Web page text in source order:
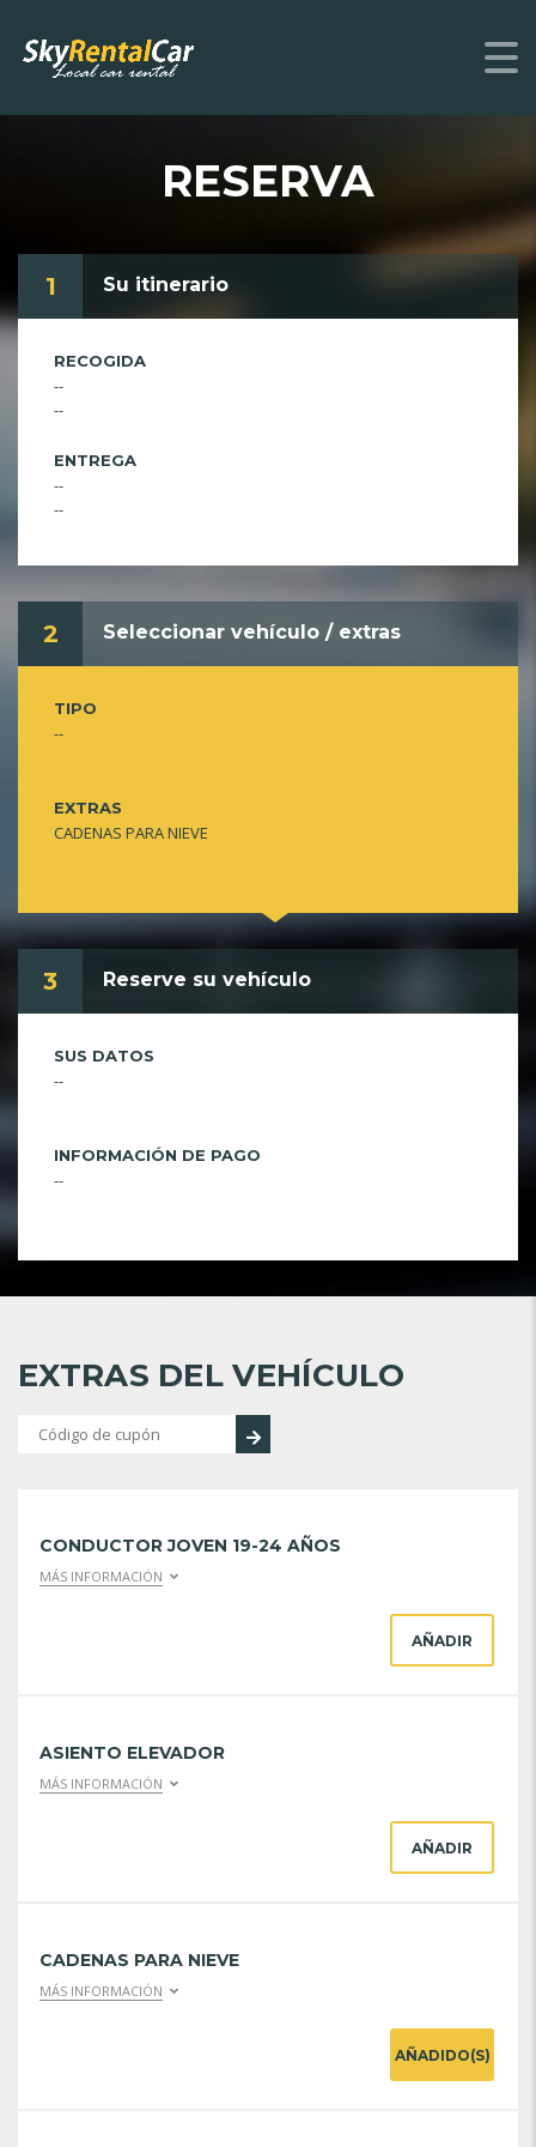
RESERVA
1 Su itinerario
RECOGIDA
--
--
ENTREGA
--
--
2 Seleccionar vehículo / extras
TIPO
--
EXTRAS
CADENAS PARA NIEVE
3 Reserve su vehículo
SUS DATOS
--
INFORMACIÓN DE PAGO
--
EXTRAS DEL VEHÍCULO
CONDUCTOR JOVEN 19-24 AÑOS
MÁS INFORMACIÓN
AÑADIR
ASIENTO ELEVADOR
MÁS INFORMACIÓN
AÑADIR
CADENAS PARA NIEVE
MÁS INFORMACIÓN
AÑADIDO(S)